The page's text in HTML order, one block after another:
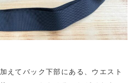
えてバック下部にある、ウエスト